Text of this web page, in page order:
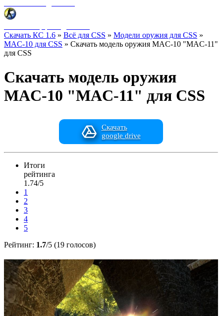
Скачать КС 1.6 » Всё для CSS » Модели оружия для CSS »
MAC-10 для CSS » Скачать модель оружия MAC-10 "MAC-11"
для CSS
Скачать модель оружия
MAC-10 "MAC-11" для CSS
Скачать
google drive
Итоги
рейтинга
1.74/5
1
2
3
4
5
Рейтинг: 1.7/5 (19 голосов)